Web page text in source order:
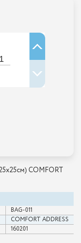
COMFORT
BAG-011
COMFORT ADDRESS
160201